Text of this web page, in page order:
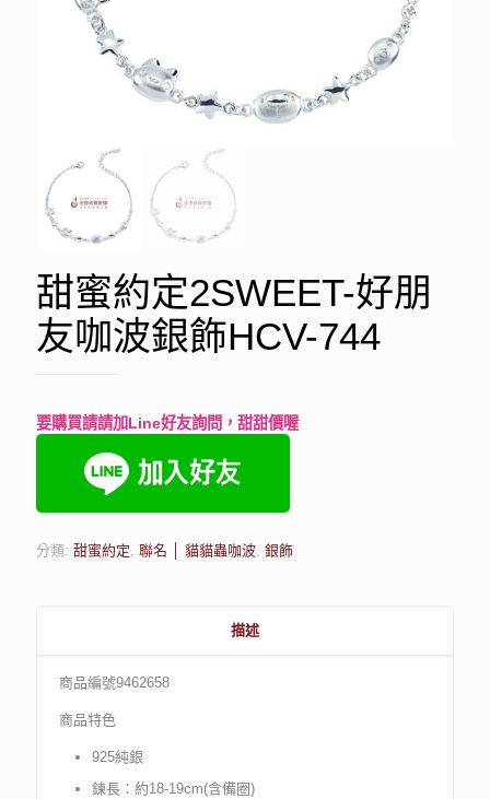
甜蜜約定2SWEET-好朋
友咖波銀飾HCV-744
要購買請請加Line好友詢問，甜甜價喔
分類: 甜蜜約定, 聯名 │ 貓貓蟲咖波, 銀飾
描述
商品編號9462658
商品特色
925純銀
鍊長：約18-19cm(含備圈)